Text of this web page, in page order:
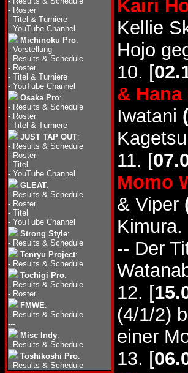
- Roster
- Titel & Turniere
- YouTube Channel
Michinoku Pro:
- Vorstellung
- Results & Schedule
- Roster
- Titel & Turniere
- YouTube Channel
Osaka Pro:
- Results & Schedule
- Roster
- Titel & Turniere
JUST TAP OUT:
- Results & Schedule
- Roster
- Titel
- YouTube Channel
GLEAT:
- Results & Schedule
- Roster
- Titel
- YouTube Channel
Strong Style:
- Results & Schedule
Tenryu Project:
- Results & Schedule
Tochigi Pro:
- Results & Schedule
- Roster
FMWE:
- Results & Schedule
---
Misc Indy:
- Results & Schedule
Toshikoshi Pro:
- Results & Schedule
Kairi
Kellie
Hojo
10. [
&
Iwatani
11. [
Momo
& Viper
Kimura.
-- Der
12. [
(4/1/2)
einer
13. [